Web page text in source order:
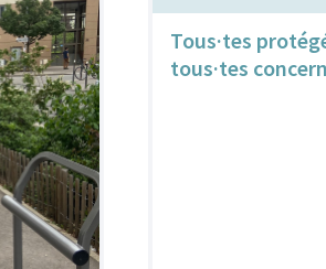
Tous·tes
tous·tes